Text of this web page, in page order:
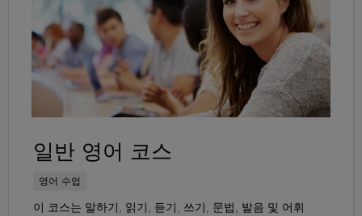
일반 영어 코스
영어 수업
이 코스는 말하기, 읽기, 듣기, 쓰기, 문법, 발음 및 어휘